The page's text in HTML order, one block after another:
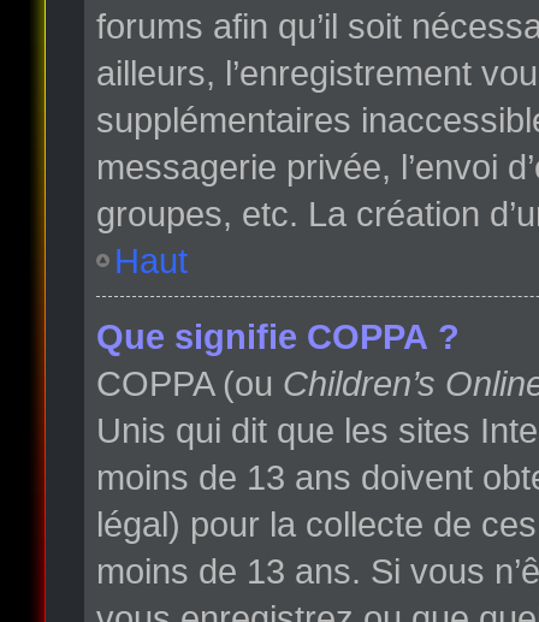
forums afin qu’il soit
ailleurs, l’enregistrement
supplémentaires
messagerie privée, l’envoi
groupes, etc. La création
Haut
Que signifie COPPA ?
COPPA (ou Children’s
Unis qui dit que les sites
moins de 13 ans doivent
légal) pour la collecte de
moins de 13 ans. Si vous